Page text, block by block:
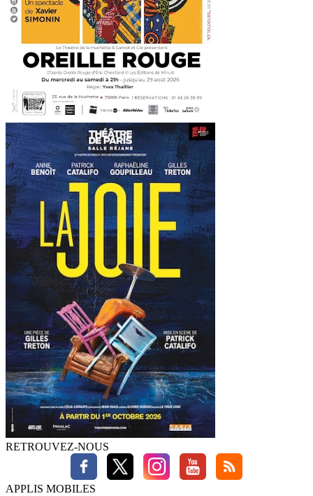
RETROUVEZ-NOUS
APPLIS MOBILES